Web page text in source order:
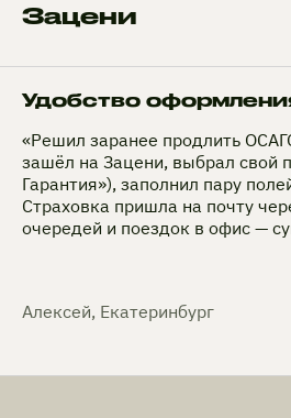
Зацени
Удобство
«Решил заранее продлить
зашёл на Зацени, выбрал свой
Гарантия»), заполнил пару
Страховка пришла на почту
очередей и поездок в офис —
Алексей, Екатеринбург